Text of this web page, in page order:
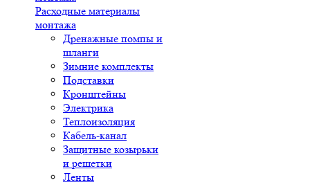
Расходные материалы
монтажа
Дренажные помпы и
шланги
Зимние комплекты
Подставки
Кронштейны
Электрика
Теплоизоляция
Кабель-канал
Защитные козырьки
и решетки
Ленты